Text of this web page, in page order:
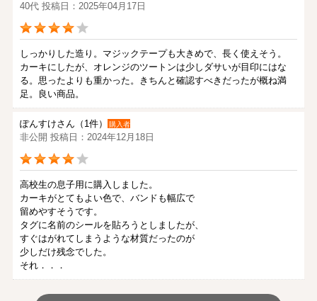
40代 投稿日：2025年04月17日
しっかりした造り。マジックテープも大きめで、長く使えそう。
カーキにしたが、オレンジのツートンは少しダサいが目印にはな
る。思ったよりも重かった。きちんと確認すべきだったが概ね満
足。良い商品。
ぽんすけさん（1件） 購入者
非公開 投稿日：2024年12月18日
高校生の息子用に購入しました。
カーキがとてもよい色で、バンドも幅広で
留めやすそうです。
タグに名前のシールを貼ろうとしましたが、
すぐはがれてしまうような材質だったのが
少しだけ残念でした。
それ．．．